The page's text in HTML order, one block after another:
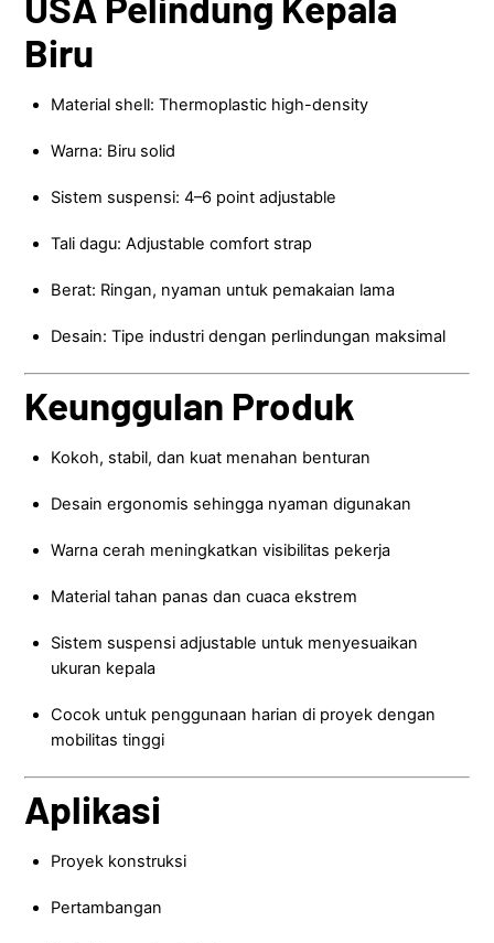
Biru
Material shell: Thermoplastic high-density
Warna: Biru solid
Sistem suspensi: 4–6 point adjustable
Tali dagu: Adjustable comfort strap
Berat: Ringan, nyaman untuk pemakaian lama
Desain: Tipe industri dengan perlindungan maksimal
Keunggulan Produk
Kokoh, stabil, dan kuat menahan benturan
Desain ergonomis sehingga nyaman digunakan
Warna cerah meningkatkan visibilitas pekerja
Material tahan panas dan cuaca ekstrem
Sistem suspensi adjustable untuk menyesuaikan
ukuran kepala
Cocok untuk penggunaan harian di proyek dengan
mobilitas tinggi
Aplikasi
Proyek konstruksi
Pertambangan